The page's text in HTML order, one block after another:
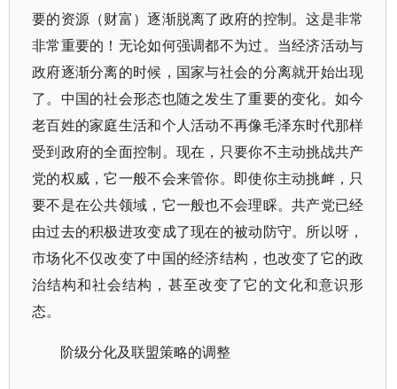
要的资源（财富）逐渐脱离了政府的控制。这是非常
非常重要的！无论如何强调都不为过。当经济活动与
政府逐渐分离的时候，国家与社会的分离就开始出现
了。中国的社会形态也随之发生了重要的变化。如今
老百姓的家庭生活和个人活动不再像毛泽东时代那样
受到政府的全面控制。现在，只要你不主动挑战共产
党的权威，它一般不会来管你。即使你主动挑衅，只
要不是在公共领域，它一般也不会理睬。共产党已经
由过去的积极进攻变成了现在的被动防守。所以呀，
市场化不仅改变了中国的经济结构，也改变了它的政
治结构和社会结构，甚至改变了它的文化和意识形
态。
阶级分化及联盟策略的调整